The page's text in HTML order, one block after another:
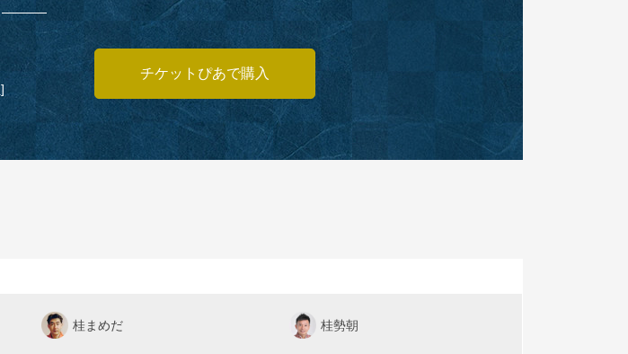
]
チケットぴあで購入
桂まめだ 桂勢朝